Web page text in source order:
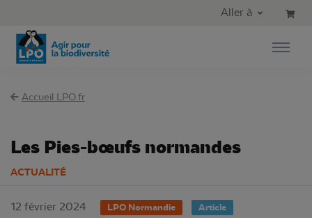
Aller au menu principal
Aller à
Accueil LPO.fr
Les Pies-bœufs normandes
ACTUALITÉ
12 février 2024 LPO Normandie
Article